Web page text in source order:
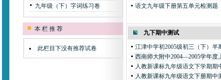
九年级（下）字词练习卷
本 栏 推 荐
此栏目下没有推荐试卷
语文九年级下册第五单元检测题
九下期中测试
江津中学初2005级初三（下）半
西南师大附中2004—2005学年
人教新课标九年级语文下学期期
人教新课标九年级语文下册期中